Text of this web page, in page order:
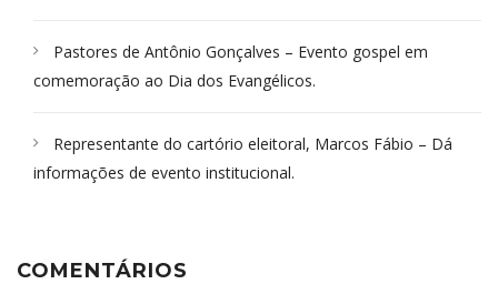
Pastores de Antônio Gonçalves – Evento gospel em
comemoração ao Dia dos Evangélicos.
Representante do cartório eleitoral, Marcos Fábio – Dá
informações de evento institucional.
COMENTÁRIOS